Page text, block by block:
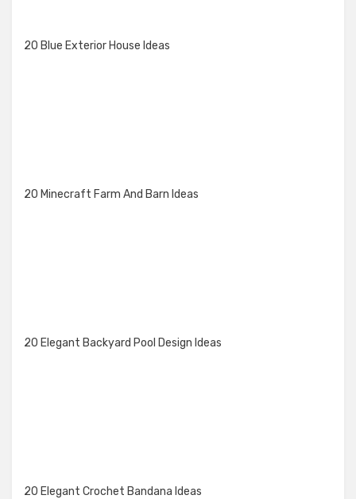
20 Blue Exterior House Ideas
20 Minecraft Farm And Barn Ideas
20 Elegant Backyard Pool Design Ideas
20 Elegant Crochet Bandana Ideas